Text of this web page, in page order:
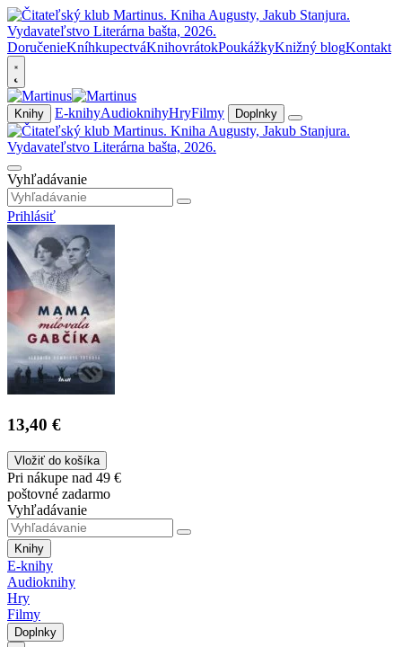
DoručenieKníhkupectváKnihovrátokPoukážkyKnižný blogKontakt
Knihy E-knihyAudioknihyHryFilmy Doplnky
Vyhľadávanie
Prihlásiť
13,40 €
Vložiť do košíka
Pri nákupe nad 49 €
poštovné zadarmo
Vyhľadávanie
Knihy
E-knihy
Audioknihy
Hry
Filmy
Doplnky